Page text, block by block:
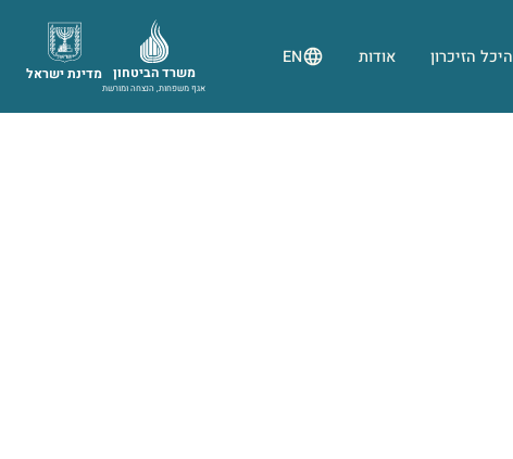
היכל הזיכרון אודות EN
מדינת ישראל משרד הביטחון
אגף משפחות, הנצחה ומורשת